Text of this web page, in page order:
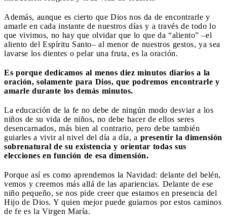
Además, aunque es cierto que Dios nos da de encontrarle y
amarle en cada instante de nuestros días y a través de todo lo
que vivimos, no hay que olvidar que lo que da “aliento” –el
aliento del Espíritu Santo– al menor de nuestros gestos, ya sea
lavarse los dientes o pelar una fruta, es la oración.
Es porque dedicamos al menos diez minutos diarios a la
oración, solamente para Dios, que podremos encontrarle y
amarle durante los demás minutos.
La educación de la fe no debe de ningún modo desviar a los
niños de su vida de niños, no debe hacer de ellos seres
desencarnados, más bien al contrario, pero debe también
guiarles a vivir al nivel del día a día, a presentir la dimensión
sobrenatural de su existencia y orientar todas sus
elecciones en función de esa dimensión.
Porque así es como aprendemos la Navidad: delante del belén,
vemos y creemos más allá de las apariencias. Delante de ese
niño pequeño, se nos pide creer que estamos en presencia del
Hijo de Dios. Y quien mejor puede guiarnos por estos caminos
de fe es la Virgen María.